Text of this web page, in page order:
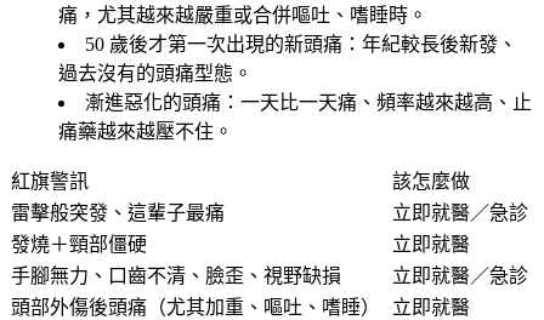
痛，尤其越來越嚴重或合併嘔吐、嗜睡時。
50 歲後才第一次出現的新頭痛 ：年紀較長後新發、
過去沒有的頭痛型態。
漸進惡化的頭痛 ：一天比一天痛、頻率越來越高、止
痛藥越來越壓不住。
紅旗警訊
該怎麼做
雷擊般突發、這輩子最痛
立即就醫／急診
發燒＋頸部僵硬
立即就醫
手腳無力、口齒不清、臉歪、視野缺損
立即就醫／急診
頭部外傷後頭痛（尤其加重、嘔吐、嗜睡）
立即就醫